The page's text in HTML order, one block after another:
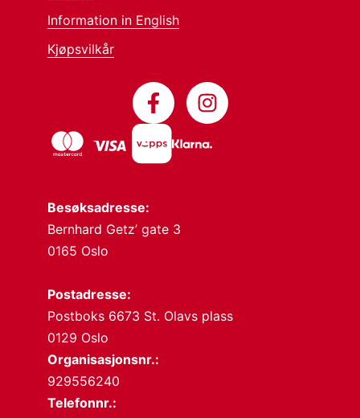
Besøksadresse:
Bernhard Getz’ gate 3
0165 Oslo
Postadresse:
Postboks 6673 St. Olavs plass
0129 Oslo
Organisasjonsnr.:
929556240
Telefonnr.:
Information in English
Kjøpsvilkår